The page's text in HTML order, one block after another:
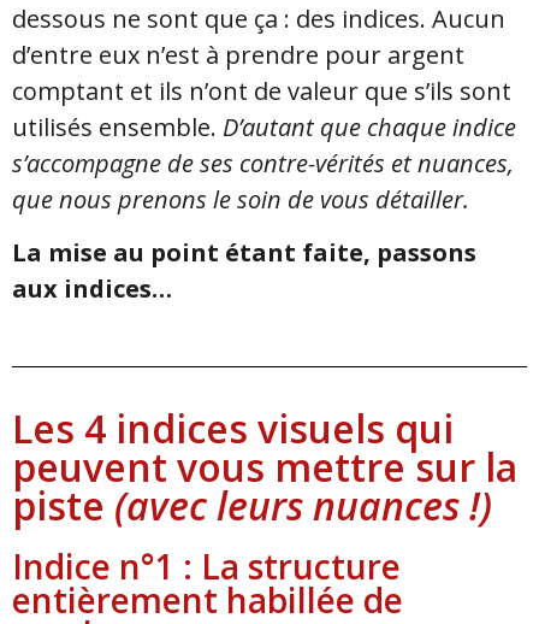
dessous ne sont que ça : des indices. Aucun
d’entre eux n’est à prendre pour argent
comptant et ils n’ont de valeur que s’ils sont
utilisés ensemble. D’autant que chaque indice
s’accompagne de ses contre-vérités et nuances,
que nous prenons le soin de vous détailler.
La mise au point étant faite, passons
aux indices…
Les 4 indices visuels qui
peuvent vous mettre sur la
piste (avec leurs nuances !)
Indice n°1 : La structure
entièrement habillée de